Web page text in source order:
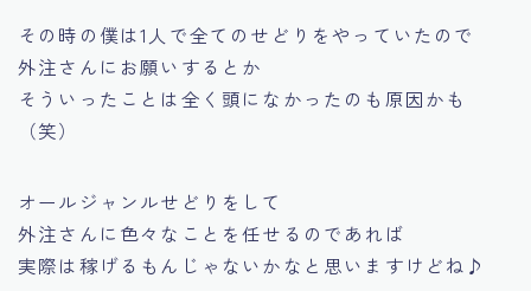
その時の僕は1人で全てのせどりをやっていたので
外注さんにお願いするとか
そういったことは全く頭になかったのも原因かも
（笑）
オールジャンルせどりをして
外注さんに色々なことを任せるのであれば
実際は稼げるもんじゃないかなと思いますけどね♪